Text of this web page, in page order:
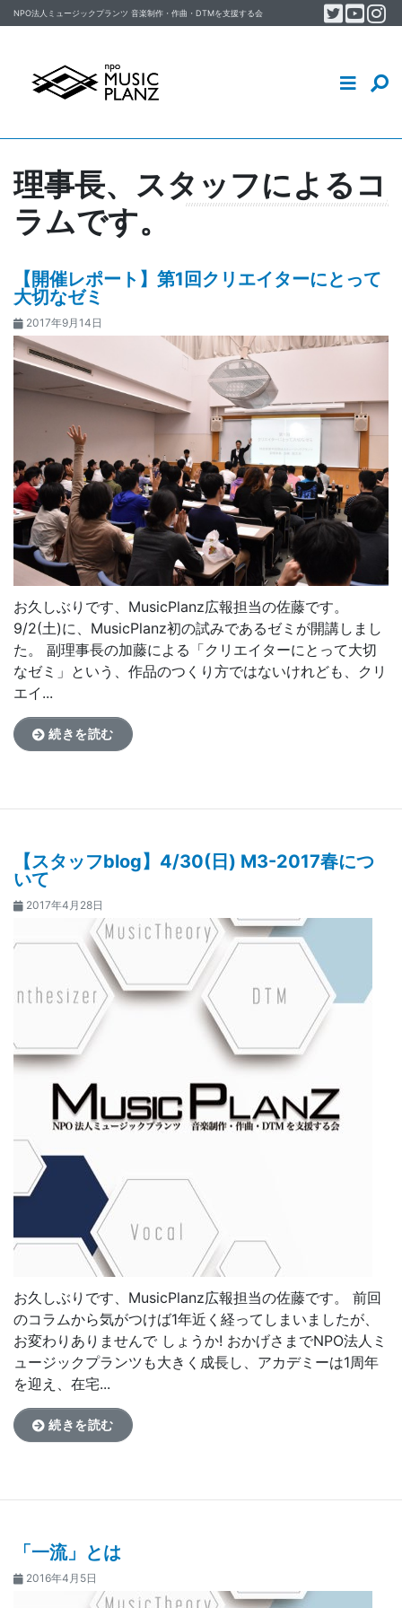
Skip to content
NPO法人ミュージックプランツ 音楽制作・作曲・DTMを支援する会 Twitter
理事長、スタッフによるコ
ラムです。
【開催レポート】第1回クリエイターにとって
大切なゼミ
2017年9月14日
お久しぶりです、MusicPlanz広報担当の佐藤です。
9/2(土)に、MusicPlanz初の試みであるゼミが開講しまし
た。 副理事長の加藤による「クリエイターにとって大切
なゼミ」という、作品のつくり方ではないけれども、クリ
エイ...
続きを読む
【スタッフblog】4/30(日) M3-2017春につ
いて
2017年4月28日
お久しぶりです、MusicPlanz広報担当の佐藤です。 前回
のコラムから気がつけば1年近く経ってしまいましたが、
お変わりありませんで しょうか! おかげさまでNPO法人ミ
ュージックプランツも大きく成長し、アカデミーは1周年
を迎え、在宅...
続きを読む
「一流」とは
2016年4月5日
スタッフ／会員ブログ